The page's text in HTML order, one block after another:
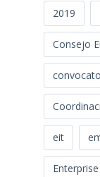
2019
Consejo
eit